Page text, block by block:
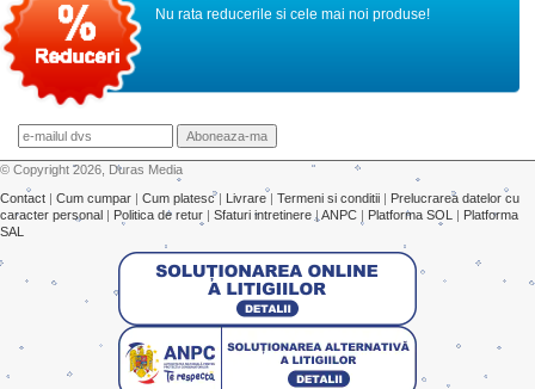
Nu rata reducerile si cele mai noi produse!
© Copyright 2026, Duras Media
Contact | Cum cumpar | Cum platesc| Livrare | Termeni si conditii | Prelucrarea datelor cu
caracter personal | Politica de retur | Sfaturi intretinere | ANPC | Platforma SOL | Platforma
SAL